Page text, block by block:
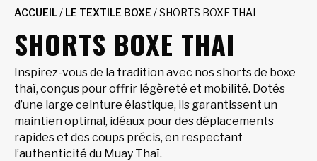
ACCUEIL/ LE TEXTILE BOXE / SHORTS BOXE THAI
SHORTS BOXE THAI
Inspirez-vous de la tradition avec nos shorts de boxe
thaï, conçus pour offrir légèreté et mobilité. Dotés
d’une large ceinture élastique, ils garantissent un
maintien optimal, idéaux pour des déplacements
rapides et des coups précis, en respectant
l’authenticité du Muay Thaï.